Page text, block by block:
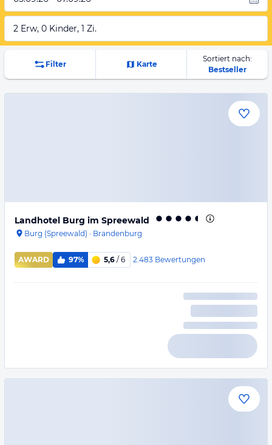
2 Erw, 0 Kinder, 1 Zi.
Filter Karte
Sortiert nach:
Bestseller
Landhotel Burg im Spreewald
Burg (Spreewald) · Brandenburg
AWARD 97% 5,6 / 6 2.483 Bewertungen